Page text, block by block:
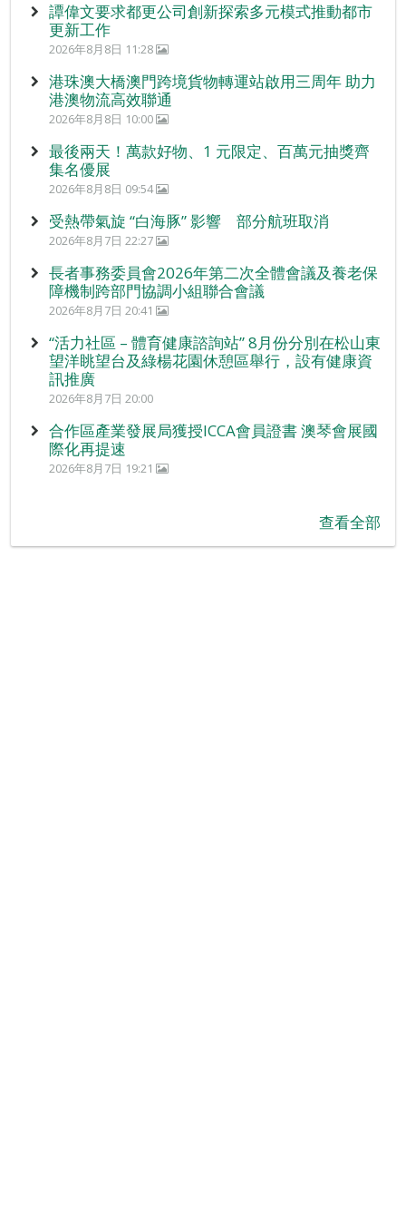
譚偉文要求都更公司創新探索多元模式推動都市
更新工作
2026年8月8日 11:28
港珠澳大橋澳門跨境貨物轉運站啟用三周年 助力
港澳物流高效聯通
2026年8月8日 10:00
最後兩天！萬款好物、1 元限定、百萬元抽獎齊
集名優展
2026年8月8日 09:54
受熱帶氣旋 “白海豚” 影響 部分航班取消
2026年8月7日 22:27
長者事務委員會2026年第二次全體會議及養老保
障機制跨部門協調小組聯合會議
2026年8月7日 20:41
“活力社區 – 體育健康諮詢站” 8月份分別在松山東
望洋眺望台及綠楊花園休憩區舉行，設有健康資
訊推廣
2026年8月7日 20:00
合作區產業發展局獲授ICCA會員證書 澳琴會展國
際化再提速
2026年8月7日 19:21
查看全部